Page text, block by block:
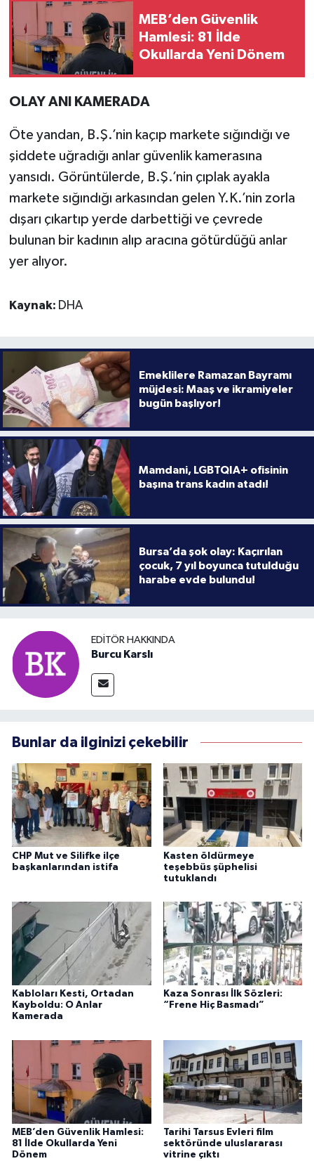
MEB’den Güvenlik
Hamlesi: 81 İlde
Okullarda Yeni Dönem
OLAY ANI KAMERADA
Öte yandan, B.Ş.’nin kaçıp markete sığındığı ve
şiddete uğradığı anlar güvenlik kamerasına
yansıdı. Görüntülerde, B.Ş.’nin çıplak ayakla
markete sığındığı arkasından gelen Y.K.’nin zorla
dışarı çıkartıp yerde darbettiği ve çevrede
bulunan bir kadının alıp aracına götürdüğü anlar
yer alıyor.
Kaynak: DHA
Emeklilere Ramazan Bayramı
müjdesi: Maaş ve ikramiyeler
bugün başlıyor!
Mamdani, LGBTQIA+ ofisinin
başına trans kadın atadı!
Bursa’da şok olay: Kaçırılan
çocuk, 7 yıl boyunca tutulduğu
harabe evde bulundu!
EDITÖR HAKKINDA
Burcu Karslı
Bunlar da ilginizi çekebilir
CHP Mut ve Silifke ilçe
başkanlarından istifa
Kasten öldürmeye
teşebbüs şüphelisi
tutuklandı
Kabloları Kesti, Ortadan
Kayboldu: O Anlar
Kamerada
Kaza Sonrası İlk Sözleri:
“Frene Hiç Basmadı”
MEB’den Güvenlik Hamlesi:
81 İlde Okullarda Yeni
Dönem
Tarihi Tarsus Evleri film
sektöründe uluslararası
vitrine çıktı